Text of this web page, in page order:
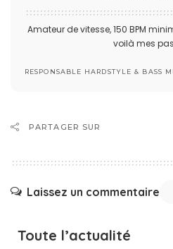
Amateur de vitesse, 150 BPM
voilà mes
RESPONSABLE HARDSTYLE & BASS
PARTAGER SUR
Laissez un commentaire
Toute l’actualité